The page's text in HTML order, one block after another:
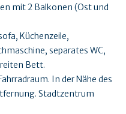
mit 2 Balkonen (Ost und
Küchenzeile,
separates WC,
Bett.
In der Nähe des
Stadtzentrum